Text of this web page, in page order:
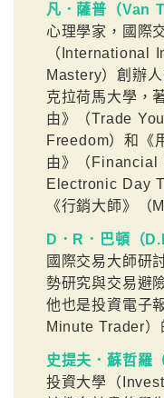
凡．薩普（Van
心理學家，國際
（International
Mastery）創辦
克拉荷馬大學，
由》（Trade
Freedom）和《
由》（Financial
Electronic Day
《行銷大師》（
D．R．巴頓（
國際交易大師研
勢研究與交易避
他也是投資電子
Minute Trader）
史提夫．蘇哲羅
投資大學（